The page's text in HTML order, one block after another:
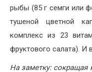
рыбы (85 г семги или
тушеной цветной
комплекс из 23
фруктового салата). И
На заметку: сокращая